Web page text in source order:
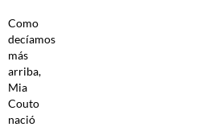
Como
decíamos
más
arriba,
Mia
Couto
nació